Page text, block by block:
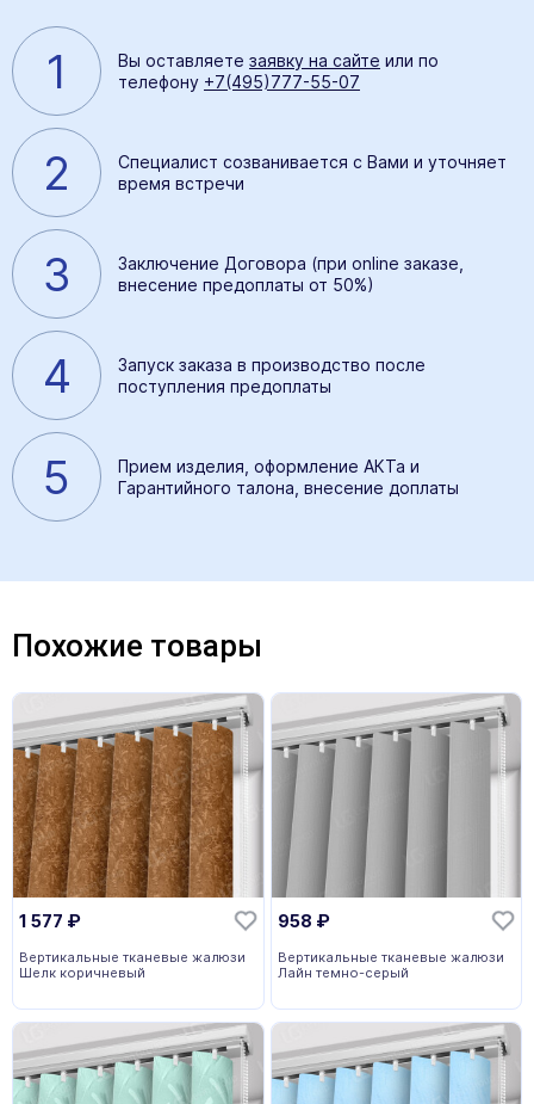
1 Вы оставляете заявку на сайте или по
телефону +7(495)777-55-07
2
Специалист созванивается с Вами и уточняет
время встречи
3
Заключение Договора (при online заказе,
внесение предоплаты от 50%)
4
Запуск заказа в производство после
поступления предоплаты
5
Прием изделия, оформление АКТа и
Гарантийного талона, внесение доплаты
Похожие товары
1 577 ₽
Вертикальные тканевые жалюзи
Шелк коричневый
958 ₽
Вертикальные тканевые жалюзи
Лайн темно-серый